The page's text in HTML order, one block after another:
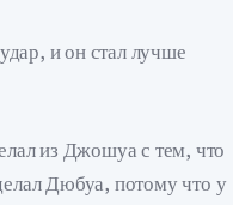
и он стал лучше
из Джошуа с тем, что
Дюбуа, потому что у